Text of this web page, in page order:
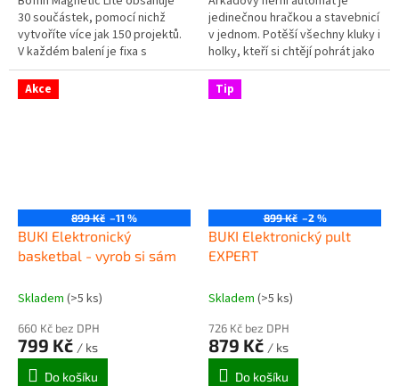
30 součástek, pomocí nichž
vytvoříte více jak 150 projektů.
V každém balení je fixa s
vodivou náplní, se kterou si
můžete...
jedinečnou hračkou a stavebnicí
v jednom. Potěší všechny kluky i
holky, kteří si chtějí pohrát jako
jejich vrstevníci v 80.letech
dvacátého století. V...
Akce
899 Kč –11 %
BUKI Elektronický
basketbal - vyrob si sám
Skladem (>5 ks)
660 Kč bez DPH
799 Kč / ks
Do košíku
Tip
899 Kč –2 %
BUKI Elektronický pult
EXPERT
Skladem (>5 ks)
726 Kč bez DPH
879 Kč / ks
Do košíku